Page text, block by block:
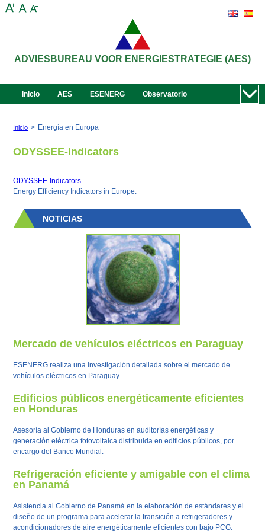
ADVIESBUREAU VOOR ENERGIESTRATEGIE (AES)
Inicio AES ESENERG Observatorio
Inicio > Energía en Europa
ODYSSEE-Indicators
ODYSSEE-Indicators
Energy Efficiency Indicators in Europe.
NOTICIAS
Mercado de vehículos eléctricos en Paraguay
ESENERG realiza una investigación detallada sobre el mercado de
vehículos eléctricos en Paraguay.
Edificios públicos energéticamente eficientes
en Honduras
Asesoría al Gobierno de Honduras en auditorías energéticas y
generación eléctrica fotovoltaica distribuida en edificios públicos, por
encargo del Banco Mundial.
Refrigeración eficiente y amigable con el clima
en Panamá
Asistencia al Gobierno de Panamá en la elaboración de estándares y el
diseño de un programa para acelerar la transición a refrigeradores y
acondicionadores de aire energéticamente eficientes con bajo PCG.